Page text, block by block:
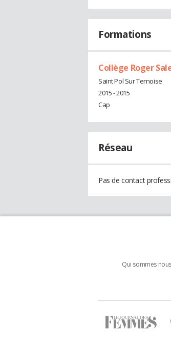
Formations
Collège Roger
Saint Pol Sur Ternoise
2015 - 2015
Cap
Réseau
Pas de contact
Qui sommes nous